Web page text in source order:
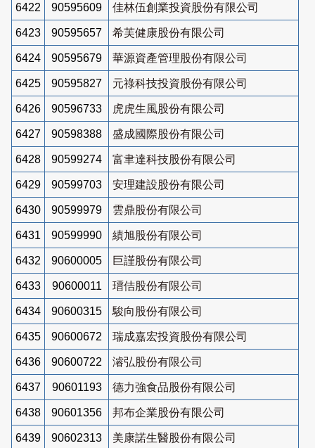
6422 90595609 佳林伍創業投資股份有限公司
6423 90595657 希芙健康股份有限公司
6424 90595679 華源資產管理股份有限公司
6425 90595827 元祿科技投資股份有限公司
6426 90596733 虎虎生風股份有限公司
6427 90598388 盛成國際股份有限公司
6428 90599274 富聿達科技股份有限公司
6429 90599703 安理建設股份有限公司
6430 90599979 雲鼎股份有限公司
6431 90599990 績旭股份有限公司
6432 90600005 巨謹股份有限公司
6433 90600011 瑨佶股份有限公司
6434 90600315 駿向股份有限公司
6435 90600672 瑞成嘉宏投資股份有限公司
6436 90600722 濬弘股份有限公司
6437 90601193 德力強食品股份有限公司
6438 90601356 邦布企業股份有限公司
6439 90602313 美康諾生醫股份有限公司